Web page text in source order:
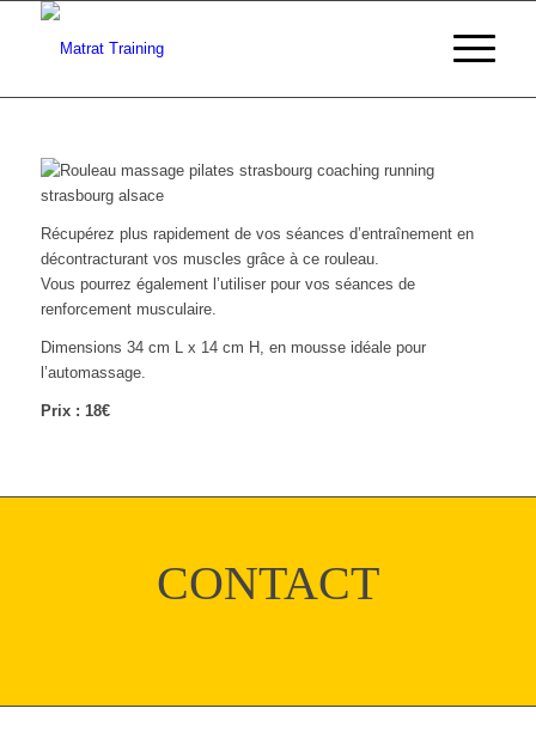
Récupérez plus rapidement de vos séances d’entraînement en
décontracturant vos muscles grâce à ce rouleau.
Vous pourrez également l’utiliser pour vos séances de
renforcement musculaire.
Dimensions 34 cm L x 14 cm H, en mousse idéale pour
l’automassage.
Prix : 18€
CONTACT